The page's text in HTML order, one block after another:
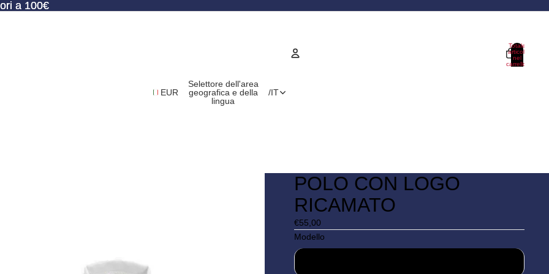
a 100€
a 100€
EUR
Selettore dell'area
geografica e della
lingua
/IT
Totale
articoli
nel
carrello:
POLO CON LOGO
RICAMATO
€55,00
Modello